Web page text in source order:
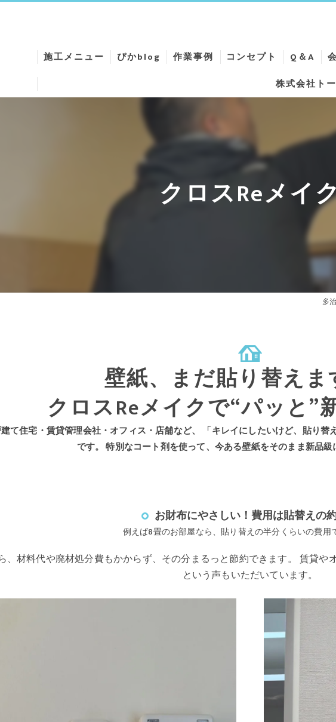
施工メニュー
ワックスクリーニング
クロスReメイク
空気清浄機クリーニング
駐車場ライン引き
ぴかはうすの仲間
年間清掃料金の目安
空室クリーニング
内装リフォーム
ぴかblog 作業事例 コンセプト Q＆A
株式会社ト
クロスReメイ
多
壁紙、まだ貼り替えま
クロスReメイクで“パッと”
て住宅・賃貸管理会社・オフィス・店舗など、 「キレイにしたいけど、貼り
です。 特別なコート剤を使って、今ある壁紙をそのまま新品級
お財布にやさしい！費用は貼替えの
例えば8畳のお部屋なら、貼り替えの半分くらいの費用
、材料代や廃材処分費もかからず、その分まるっと節約できます。 賃貸や
という声もいただいています。